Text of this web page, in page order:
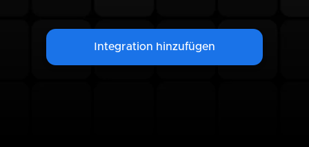
Integration hinzufügen